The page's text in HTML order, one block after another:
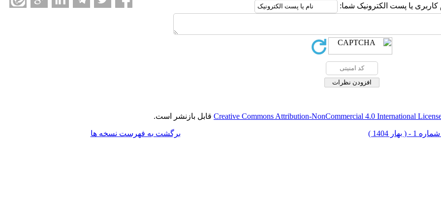
کاربری یا پست الکترونیک شما:
Creative Commons Attribution-NonCommercial 4.0 International قابل بازنشر است.
برگشت به فهرست نسخه ها